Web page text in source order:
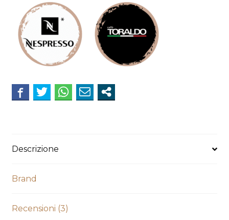
Nespresso
quantità
Descrizione
Brand
Recensioni (3)